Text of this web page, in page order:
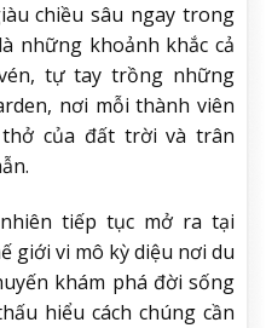
chiều sâu ngay trong
những khoảnh khắc cả
tự tay trồng những
nơi mỗi thành viên
của đất trời và trân
tiếp tục mở ra tại
giới vi mô kỳ diệu nơi du
khám phá đời sống
hiểu cách chúng cần